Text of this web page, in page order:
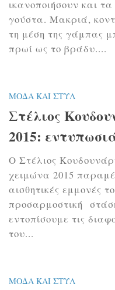
ικανοποιήσουν και
γούστα. Μακριά,
τη μέση της γάμπας
πρωί ως το βράδυ....
ΜΌΔΑ ΚΑΙ ΣΤΥΛ
Στέλιος
2015:
Ο Στέλιος
χειμώνα 2015
αισθητικές εμμονές
προσαρμοστική
εντοπίσουμε τις
του...
ΜΌΔΑ ΚΑΙ ΣΤΥΛ